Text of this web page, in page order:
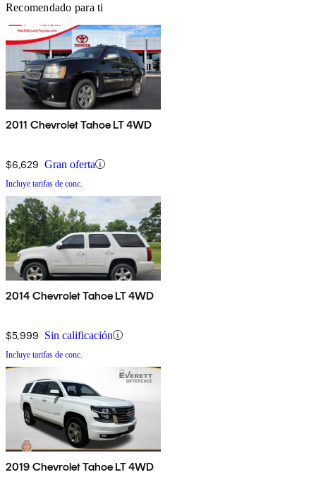
Recomendado para ti
2011 Chevrolet Tahoe LT 4WD
$6,629 Gran oferta
Incluye tarifas de conc.
2014 Chevrolet Tahoe LT 4WD
$5,999 Sin calificación
Incluye tarifas de conc.
2019 Chevrolet Tahoe LT 4WD